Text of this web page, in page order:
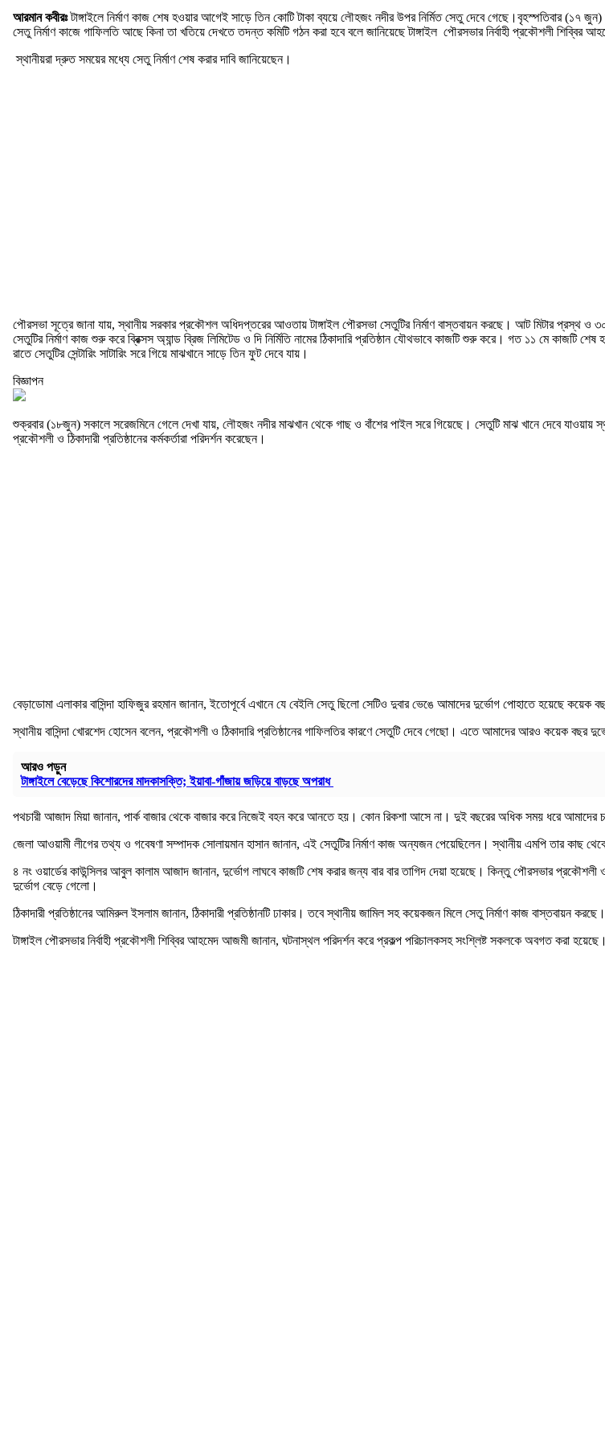
‎আরমান কবীরঃটাঙ্গাইলে নির্মাণ কাজ শেষ হওয়ার আগেই সাড়ে তিন কোটি টাকা ব্যয়ে লৌহজং নদীর উপর নির্মিত সেতু দেবে গেছে।বৃহস্পতিবার (১৭
সেতু নির্মাণ কাজে গাফিলতি আছে কিনা তা খতিয়ে দেখতে তদন্ত কমিটি গঠন করা হবে বলে জানিয়েছে টাঙ্গাইল পৌরসভার নির্বাহী প্রকৌশলী শিব্বির
স্থানীয়রা দ্রুত সময়ের মধ্যে সেতু নির্মাণ শেষ করার দাবি জানিয়েছেন।
পৌরসভা সূত্রে জানা যায়, স্থানীয় সরকার প্রকৌশল অধিদপ্তরের আওতায় টাঙ্গাইল পৌরসভা সেতুটির নির্মাণ বাস্তবায়ন করছে। আট মিটার প্রস্থ ও
সেতুটির নির্মাণ কাজ শুরু করে ব্রিক্সস অ্যান্ড ব্রিজ লিমিটেড ও দি নির্মিতি নামের ঠিকাদারি প্রতিষ্ঠান যৌথভাবে কাজটি শুরু করে। গত ১১ মে
রাতে সেতুটির সেন্টারিং সাটারিং সরে গিয়ে মাঝখানে সাড়ে তিন ফুট দেবে যায়।
বিজ্ঞাপন
শুক্রবার (১৮জুন) সকালে সরেজমিনে গেলে দেখা যায়, লৌহজং নদীর মাঝখান থেকে গাছ ও বাঁশের পাইল সরে গিয়েছে। সেতুটি মাঝ খানে দেবে
প্রকৌশলী ও ঠিকাদারী প্রতিষ্ঠানের কর্মকর্তারা পরিদর্শন করেছেন।
বেড়াডোমা এলাকার বাসিন্দা হাফিজুর রহমান জানান, ইতোপূর্বে এখানে যে বেইলি সেতু ছিলো সেটিও দুবার ভেঙে আমাদের দুর্ভোগ পোহাতে হয়েছে
স্থানীয় বাসিন্দা খোরশেদ হোসেন বলেন, প্রকৌশলী ও ঠিকাদারি প্রতিষ্ঠানের গাফিলতির কারণে সেতুটি দেবে গেছো। এতে আমাদের আরও কয়েক বছর
আরও পড়ুন
টাঙ্গাইলে বেড়েছে কিশোরদের মাদকাসক্তি; ইয়াবা-গাঁজায় জড়িয়ে বাড়ছে অপরাধ
পথচারী আজাদ মিয়া জানান, পার্ক বাজার থেকে বাজার করে নিজেই বহন করে আনতে হয়। কোন রিকশা আসে না। দুই বছরের অধিক সময় ধরে আমাদের
জেলা আওয়ামী লীগের তথ্য ও গবেষণা সম্পাদক সোলায়মান হাসান জানান, এই সেতুটির নির্মাণ কাজ অন্যজন পেয়েছিলেন। স্থানীয় এমপি তার কাছ
৪ নং ওয়ার্ডের কাউন্সিলর আবুল কালাম আজাদ জানান, দুর্ভোগ লাঘবে কাজটি শেষ করার জন্য বার বার তাগিদ দেয়া হয়েছে। কিন্তু পৌরসভার
দুর্ভোগ বেড়ে গেলো।
ঠিকাদারী প্রতিষ্ঠানের আমিরুল ইসলাম জানান, ঠিকাদারী প্রতিষ্ঠানটি ঢাকার। তবে স্থানীয় জামিল সহ কয়েকজন মিলে সেতু নির্মাণ কাজ বাস্তবায়ন
টাঙ্গাইল পৌরসভার নির্বাহী প্রকৌশলী শিব্বির আহমেদ আজমী জানান, ঘটনাস্থল পরিদর্শন করে প্রকল্প পরিচালকসহ সংশ্লিষ্ট সকলকে অবগত করা